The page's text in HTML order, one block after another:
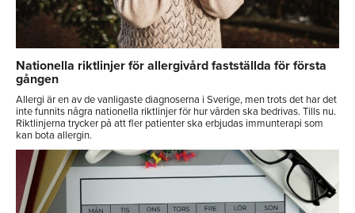
Nationella riktlinjer för allergivård fastställda för första
gången
Allergi är en av de vanligaste diagnoserna i Sverige, men trots det har det
inte funnits några nationella riktlinjer för hur vården ska bedrivas. Tills nu.
Riktlinjerna trycker på att fler patienter ska erbjudas immunterapi som
kan bota allergin.